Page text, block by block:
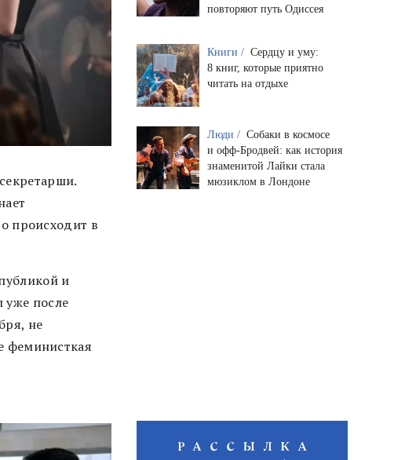
происходит в
и
уже после
не
феминисткая
повторяют путь Одиссея
Книги / Сердцу и уму:
8 книг, которые приятно
читать на отдыхе
Люди / Собаки в космосе
и офф-Бродвей: как история
знаменитой Лайки стала
мюзиклом в Лондоне